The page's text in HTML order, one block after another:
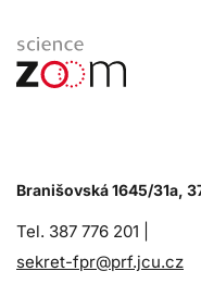
Branišovská 1645/31a,
Tel. 387 776 201 |
sekret-fpr@prf.jcu.cz